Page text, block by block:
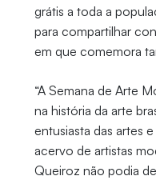
grátis a toda a
para compartilhar
em que comemora
“A Semana de Arte
na história da arte
entusiasta das artes
acervo de artistas
Queiroz não podia